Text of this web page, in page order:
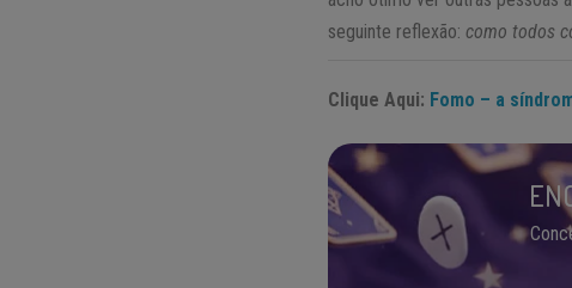
seguinte reflexão:como todos
Clique Aqui: Fomo – a